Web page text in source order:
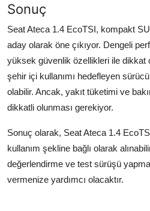
Sonuç
Seat Ateca 1.4 EcoTSI, kompakt
aday olarak öne çıkıyor. Dengeli
yüksek güvenlik özellikleri ile dikkat
şehir içi kullanımı hedefleyen
olabilir. Ancak, yakıt tüketimi ve
dikkatli olunması gerekiyor.
Sonuç olarak, Seat Ateca 1.4
kullanım şekline bağlı olarak
değerlendirme ve test sürüşü
vermenize yardımcı olacaktır.